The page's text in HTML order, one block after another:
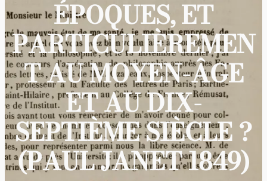
ÉPOQUES, ET
PARTICULIÈREMEN
T AU MOYEN-ÂGE
ET AU DIX-
SEPTIÈME SIÈCLE ?
(PAUL JANET 1849)